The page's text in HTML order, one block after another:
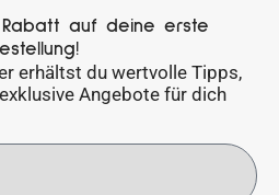
Rabatt auf deine erste
erhältst du wertvolle Tipps,
Angebote für dich